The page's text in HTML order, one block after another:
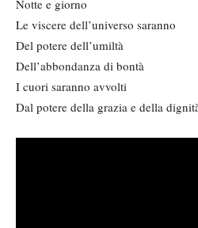
Notte e giorno
Le viscere dell’universo saranno
Del potere dell’umiltà
Dell’abbondanza di bontà
I cuori saranno avvolti
Dal potere della grazia e della